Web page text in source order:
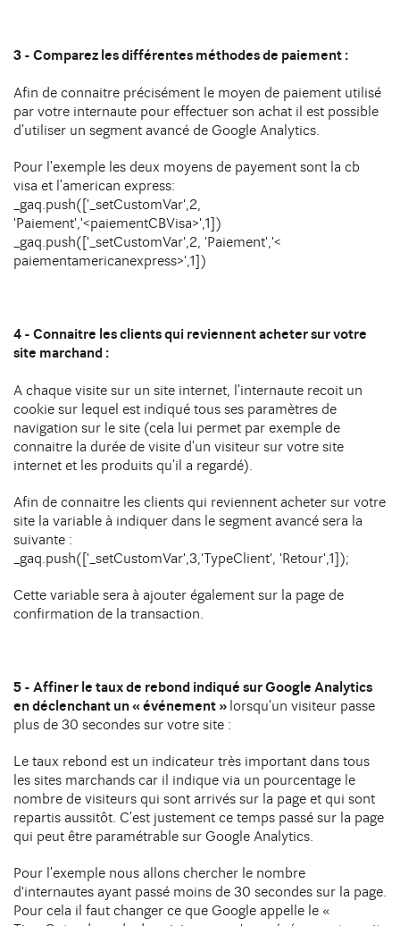
3 - Comparez les différentes méthodes de paiement :
Afin de connaitre précisément le moyen de paiement utilisé
par votre internaute pour effectuer son achat il est possible
d’utiliser un segment avancé de Google Analytics.
Pour l’exemple les deux moyens de payement sont la cb
visa et l’american express:
_gaq.push(['_setCustomVar',2,
'Paiement','<paiementCBVisa>',1])
_gaq.push(['_setCustomVar',2, 'Paiement','<
paiementamericanexpress>',1])
4 - Connaitre les clients qui reviennent acheter sur votre
site marchand :
A chaque visite sur un site internet, l’internaute recoit un
cookie sur lequel est indiqué tous ses paramètres de
navigation sur le site (cela lui permet par exemple de
connaitre la durée de visite d’un visiteur sur votre site
internet et les produits qu’il a regardé).
Afin de connaitre les clients qui reviennent acheter sur votre
site la variable à indiquer dans le segment avancé sera la
suivante :
_gaq.push(['_setCustomVar',3,'TypeClient', 'Retour',1]);
Cette variable sera à ajouter également sur la page de
confirmation de la transaction.
5 - Affiner le taux de rebond indiqué sur Google Analytics
en déclenchant un « événement » lorsqu’un visiteur passe
plus de 30 secondes sur votre site :
Le taux rebond est un indicateur très important dans tous
les sites marchands car il indique via un pourcentage le
nombre de visiteurs qui sont arrivés sur la page et qui sont
repartis aussitôt. C’est justement ce temps passé sur la page
qui peut être paramétrable sur Google Analytics.
Pour l’exemple nous allons chercher le nombre
d'internautes ayant passé moins de 30 secondes sur la page.
Pour cela il faut changer ce que Google appelle le «